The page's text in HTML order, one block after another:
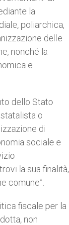
la
poliarchica,
delle
nonché la
e
dello Stato
o
di
sociale e
la sua finalità,
comune”.
fiscale per la
non